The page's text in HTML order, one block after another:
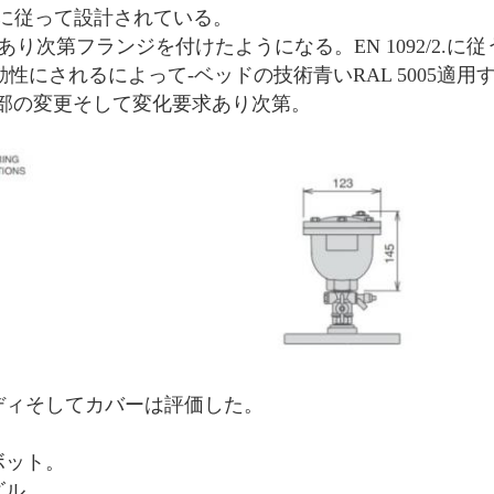
従って設計されている。
り次第フランジを付けたようになる。EN 1092/2.に従
にされるによって-ベッドの技術青いRAL 5005適用す
変更そして変化要求あり次第。
そしてカバーは評価した。
ト。